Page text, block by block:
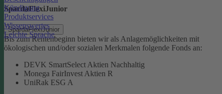
Kündigung
Produktservices
Wissenswertes
Leichte Sprache
SpardaFlexiJunior
SpardaFlexiJunior
Bis zum Rentenbeginn bieten wir als Anlagemöglichkeiten mit
ökologischen und/oder sozialen Merkmalen folgende Fonds an:
DEVK SmartSelect Aktien Nachhaltig
Monega FairInvest Aktien R
UniRak ESG A